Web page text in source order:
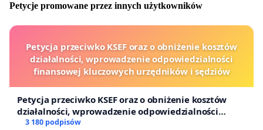
Petycje promowane przez innych użytkowników
Petycja przeciwko KSEF oraz o obniżenie kosztów
działalności, wprowadzenie odpowiedzialności
finansowej kluczowych urzędników i sędziów
Petycja przeciwko KSEF oraz o obniżenie kosztów
działalności, wprowadzenie odpowiedzialności
finansowej kluczowych urzędników i sędziów
3 180 podpisów